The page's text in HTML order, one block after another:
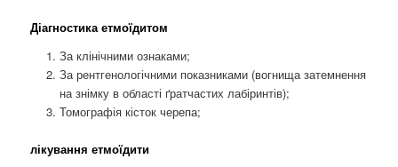
Діагностика етмоїдитом
За клінічними ознаками;
За рентгенологічними показниками (вогнища затемнення
на знімку в області ґратчастих лабіринтів);
Томографія кісток черепа;
лікування етмоїдити